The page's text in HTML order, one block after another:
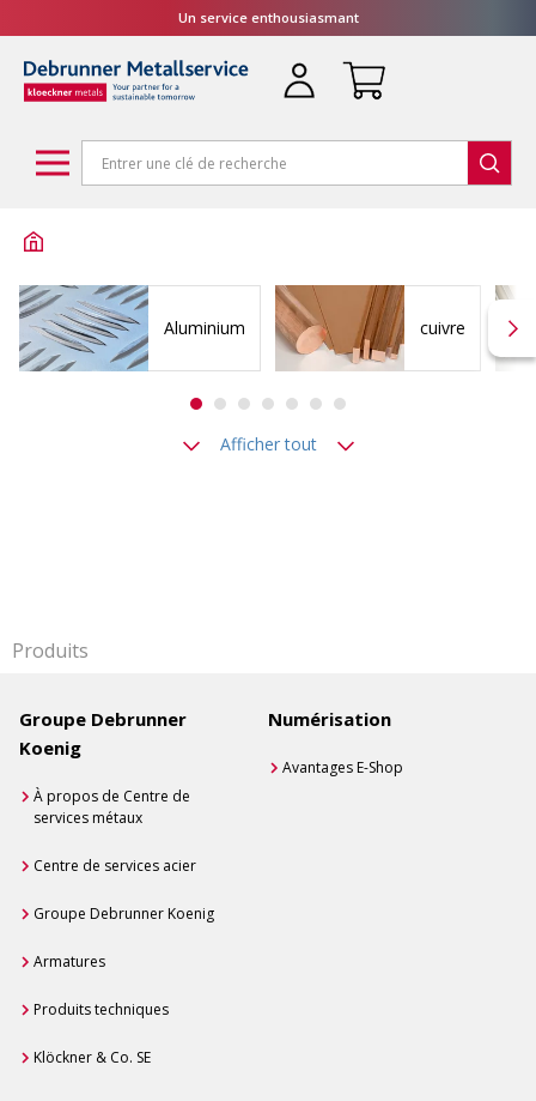
Un service enthousiasmant
Aluminium cuivre
Afficher tout
Produits
Groupe Debrunner
Koenig
À propos de Centre de
services métaux
Centre de services acier
Groupe Debrunner Koenig
Armatures
Produits techniques
Klöckner & Co. SE
Numérisation
Avantages E-Shop